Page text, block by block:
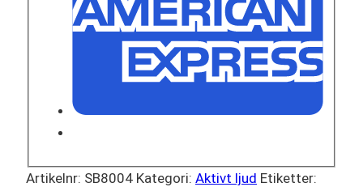
Artikelnr: SB8004 Kategori: Aktivt ljud Etiketter: